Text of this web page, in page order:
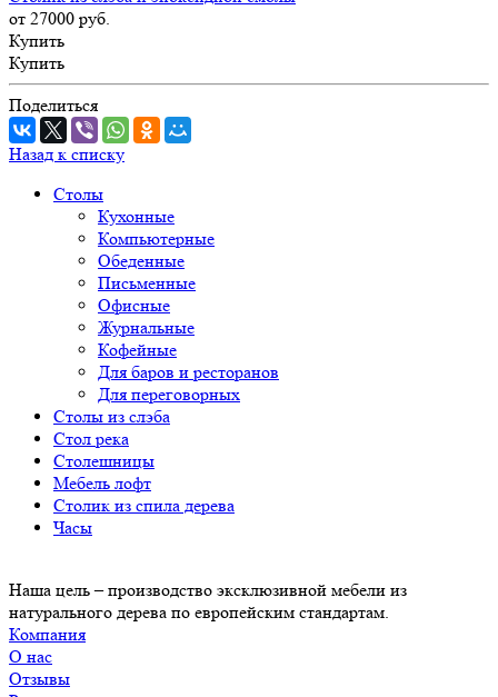
от 27000 руб.
Купить
Купить
Поделиться
Назад к списку
Столы
Кухонные
Компьютерные
Обеденные
Письменные
Офисные
Журнальные
Кофейные
Для баров и ресторанов
Для переговорных
Столы из слэба
Стол река
Столешницы
Мебель лофт
Столик из спила дерева
Часы
Наша цель – производство эксклюзивной мебели из
натурального дерева по европейским стандартам.
Компания
О нас
Отзывы